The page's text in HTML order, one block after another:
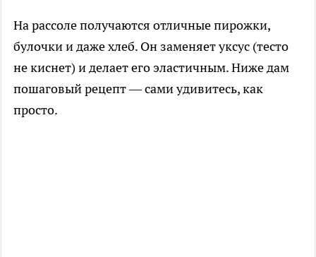
На рассоле получаются отличные пирожки,
булочки и даже хлеб. Он заменяет уксус (тесто
не киснет) и делает его эластичным. Ниже дам
пошаговый рецепт — сами удивитесь, как
просто.